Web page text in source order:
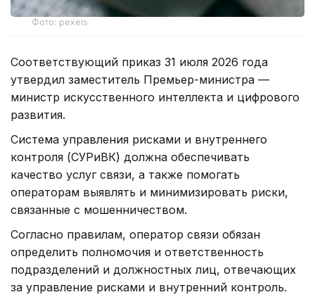
Фото: pexels
Соответствующий приказ 31 июля 2026 года
утвердил заместитель Премьер-министра —
министр искусственного интеллекта и цифрового
развития.
Система управления рисками и внутреннего
контроля (СУРиВК) должна обеспечивать
качество услуг связи, а также помогать
операторам выявлять и минимизировать риски,
связанные с мошенничеством.
Согласно правилам, оператор связи обязан
определить полномочия и ответственность
подразделений и должностных лиц, отвечающих
за управление рисками и внутренний контроль.